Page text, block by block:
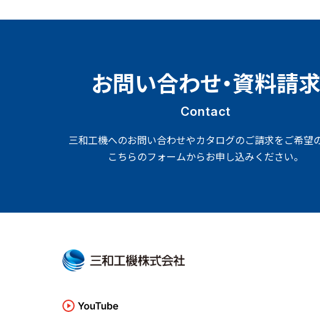
お問い合わせ・資料請求
Contact
三和工機へのお問い合わせやカタログのご請求をご希望
こちらのフォームからお申し込みください。